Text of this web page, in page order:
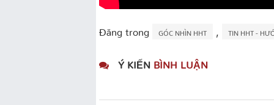
Đăng trong GÓC NHÌN HHT TIN HHT -
Ý KIẾN BÌNH LUẬN